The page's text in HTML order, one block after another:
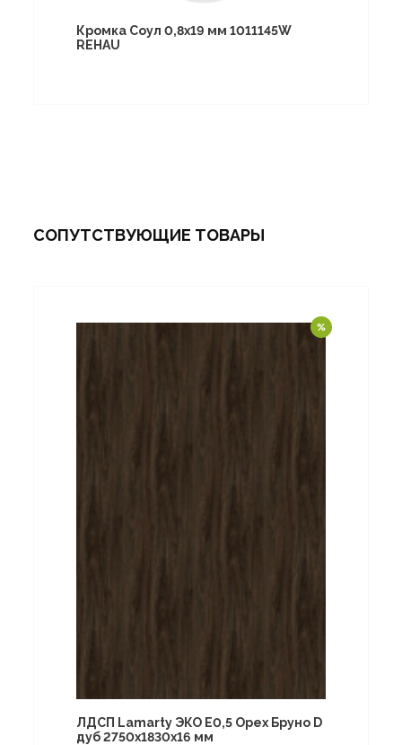
Кромка Соул 0,8х19 мм 1011145W
REHAU
СОПУТСТВУЮЩИЕ ТОВАРЫ
ЛДСП Lamarty ЭКО E0,5 Орех Бруно D
дуб 2750х1830х16 мм